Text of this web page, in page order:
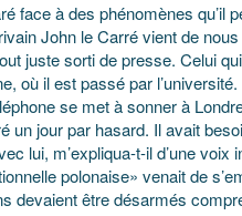
face à des phénomènes qu’il
John le Carré vient de
juste sorti de presse. Celui
où il est passé par
se met à sonner à
un jour par hasard. Il avait
lui, m’expliqua-t-il d’une voix
polonaise» venait de
devaient être désarmés